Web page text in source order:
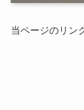
当ページのリン